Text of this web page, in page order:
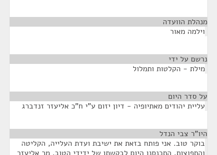
מנהלת הוועדה
וילמה מאור
נרשם על ידי
מילת - הקלטות ותמלול
על סדר היום
עליית יהודים מאתיופיה - דיון יזום ע"י ח"כ אליעזר זנדברג
היו"ר צבי הנדל
בוקר טוב. אני פותח בזאת את ישיבת ועדת העלייה, הקליטה